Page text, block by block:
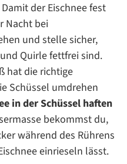
Damit der Eischnee fest
Nacht bei
und stelle sicher,
Quirle fettfrei sind.
hat die richtige
Schüssel umdrehen
in der Schüssel haften
bekommst du,
während des Rührens
einrieseln lässt.